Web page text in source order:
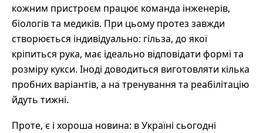
кожним пристроєм працює команда інженерів,
біологів та медиків. При цьому протез завжди
створюється індивідуально: гільза, до якої
кріпиться рука, має ідеально відповідати формі та
розміру кукси. Іноді доводиться виготовляти кілька
пробних варіантів, а на тренування та реабілітацію
йдуть тижні.
Проте, є і хороша новина: в Україні сьогодні